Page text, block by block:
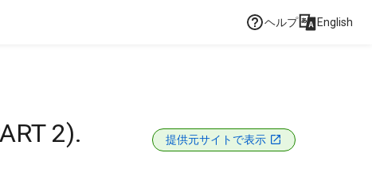
ヘルプ English
2). 提供元サイトで表示